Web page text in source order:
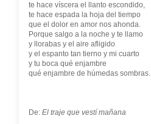
te hace víscera el llanto escondido,
te hace espada la hoja del tiempo
que el dolor en amor nos ahonda.
Porque salgo a la noche y te llamo
y llorabas y el aire afligido
y el espanto tan tierno y mi cuarto
y tu boca qué enjambre
qué enjambre de húmedas sombras.
De: El traje que vestí mañana